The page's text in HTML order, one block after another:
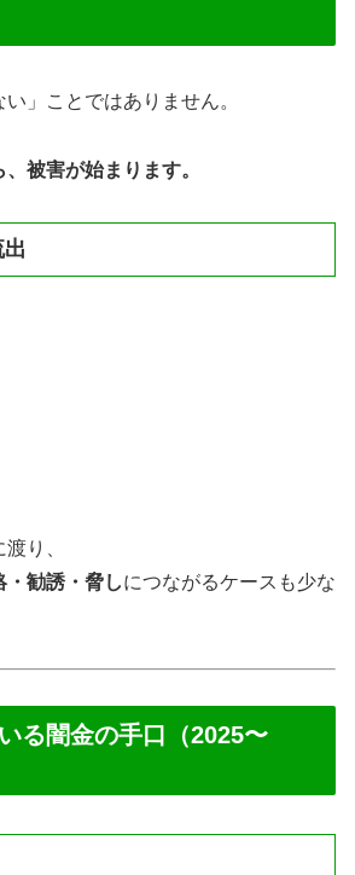
」ことではありません。
被害が始まります。
り、
・勧誘・脅しにつながるケースも少な
る闇金の手口（2025〜